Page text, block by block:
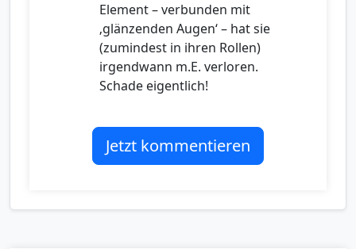
Element – verbunden mit
‚glänzenden Augen‘ – hat sie
(zumindest in ihren Rollen)
irgendwann m.E. verloren.
Schade eigentlich!
Jetzt kommentieren